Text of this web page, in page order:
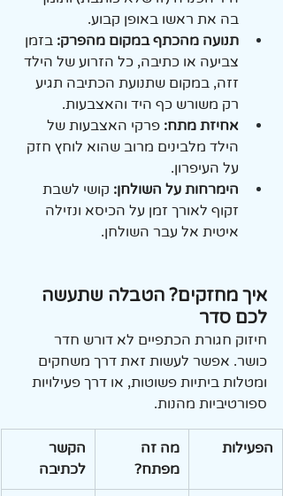
בה את ראשו באופן קבוע.
תנועה מהכתף במקום מהפרק: בזמן
צביעה או כתיבה, כל הזרוע של הילד
זזה, במקום שתנועת הכתיבה תגיע
רק משורש כף היד והאצבעות.
אחיזת מתח: פרקי האצבעות של
הילד מלבינים מרוב שהוא לוחץ חזק
על העיפרון.
הימרחות על השולחן: קושי לשבת
זקוף לאורך זמן על הכיסא ונזילה
איטית אל עבר השולחן.
איך מחזקים? הטבלה שתעשה
לכם סדר
חיזוק חגורת הכתפיים לא דורש חדר
כושר. אפשר לעשות זאת דרך משחקים
ומטלות ביתיות פשוטות, או דרך פעילויות
ספורטיביות מהנות.
הפעילות
מה זה
מפתח?
הקשר
לכתיבה